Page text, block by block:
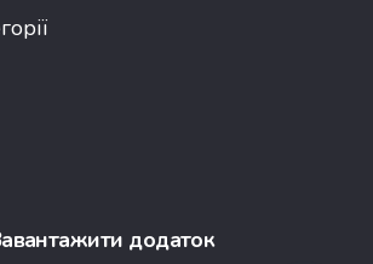
додаток